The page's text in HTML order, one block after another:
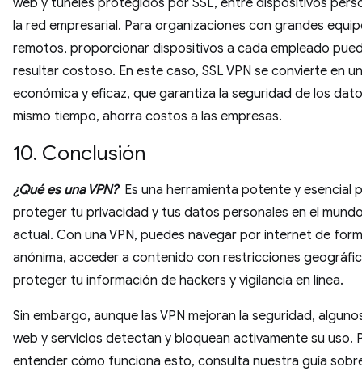
web y túneles protegidos por SSL, entre dispositivos
la red empresarial. Para organizaciones con grandes
remotos, proporcionar dispositivos a cada empleado
resultar costoso. En este caso, SSL VPN se convierte en
económica y eficaz, que garantiza la seguridad de los
mismo tiempo, ahorra costos a las empresas.
10. Conclusión
¿Qué es una VPN?Es una herramienta potente y esencial
proteger tu privacidad y tus datos personales en el
actual. Con una VPN, puedes navegar por internet de
anónima, acceder a contenido con restricciones
proteger tu información de hackers y vigilancia en línea.
Sin embargo, aunque las VPN mejoran la seguridad,
web y servicios detectan y bloquean activamente su uso.
entender cómo funciona esto, consulta nuestra guía